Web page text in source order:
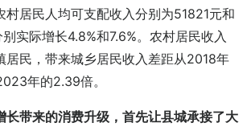
村居民人均可支配收入分别为51821元和
实际增长4.8%和7.6%。农村居民收入
居民，带来城乡居民收入差距从2018年
年的2.39倍。
长带来的消费升级，首先让县城承接了大